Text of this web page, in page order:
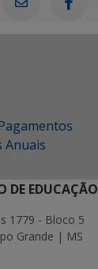
Anuais
DE EDUCAÇÃO
1779 - Bloco 5
Grande | MS